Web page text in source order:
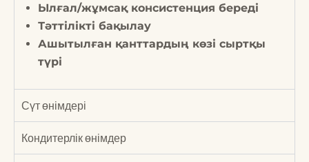
Ылғал/жұмсақ консистенция береді
Тәттілікті бақылау
Ашытылған қанттардың көзі сыртқы
түрі
Сүт өнімдері
Кондитерлік өнімдер